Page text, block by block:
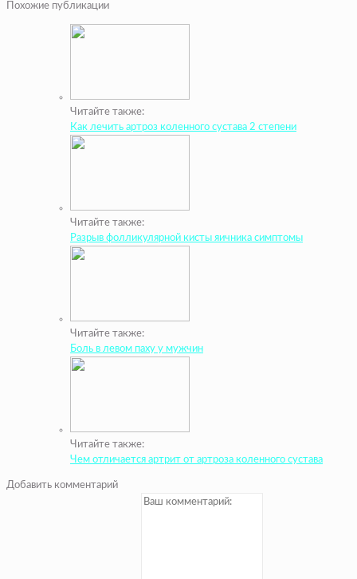
Похожие публикации
Читайте также:
Как лечить артроз коленного сустава 2 степени
Читайте также:
Разрыв фолликулярной кисты яичника симптомы
Читайте также:
Боль в левом паху у мужчин
Читайте также:
Чем отличается артрит от артроза коленного сустава
Добавить комментарий